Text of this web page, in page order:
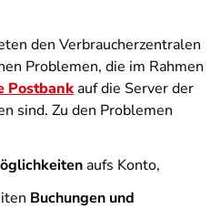
den Verbraucherzentralen
Problemen, die im Rahmen
Postbankauf die Server der
sind. Zu den Problemen
aufs Konto,
Buchungen und